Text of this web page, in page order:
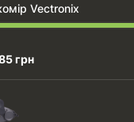
Vectronix
грн